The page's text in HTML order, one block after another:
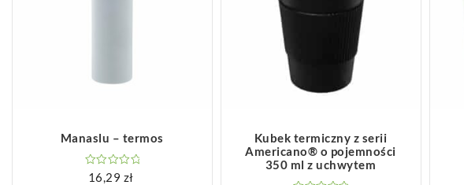
Manaslu – termos
16,29 zł
Kubek termiczny z serii
Americano® o pojemności
350 ml z uchwytem